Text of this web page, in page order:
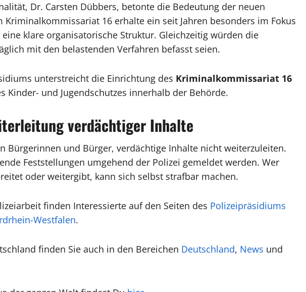
Dr. Carsten Dübbers, betonte die Bedeutung der neuen
16 erhalte ein seit Jahren besonders im Fokus
klare organisatorische Struktur. Gleichzeitig würden die
mit den belastenden Verfahren befasst seien.
unterstreicht die Einrichtung des Kriminalkommissariat 16
Kinder- und Jugendschutzes innerhalb der Behörde.
verdächtiger Inhalte
Bürgerinnen und Bürger, verdächtige Inhalte nicht weiterzuleiten.
Feststellungen umgehend der Polizei gemeldet werden. Wer
oder weitergibt, kann sich selbst strafbar machen.
finden Interessierte auf den Seiten des Polizeipräsidiums
Westfalen.
finden Sie auch in den Bereichen Deutschland, News und